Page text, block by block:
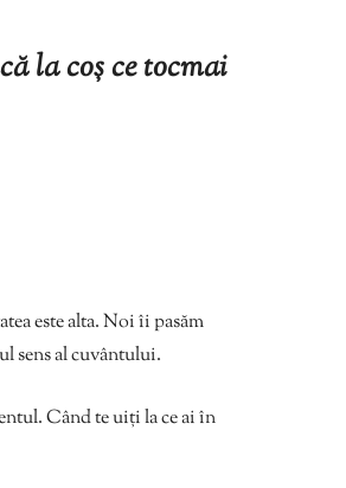
la coș ce tocmai
este alta. Noi îi pasăm
sens al cuvântului.
Când te uiți la ce ai în